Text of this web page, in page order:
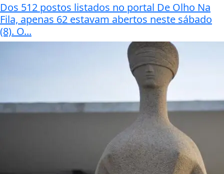
Dos 512 postos listados no portal De Olho Na
Fila, apenas 62 estavam abertos neste sábado
(8). O...